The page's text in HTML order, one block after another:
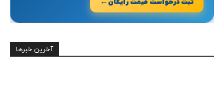
آخرین خبرها